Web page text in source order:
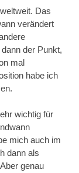
Das
verändert
der Punkt,
mal
habe ich
wichtig für
mich auch im
dann als
genau